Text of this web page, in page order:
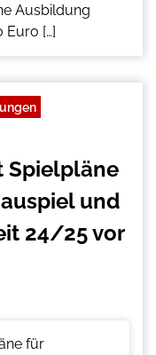
Ausbildung
Euro […]
Spielpläne
und
24/25 vor